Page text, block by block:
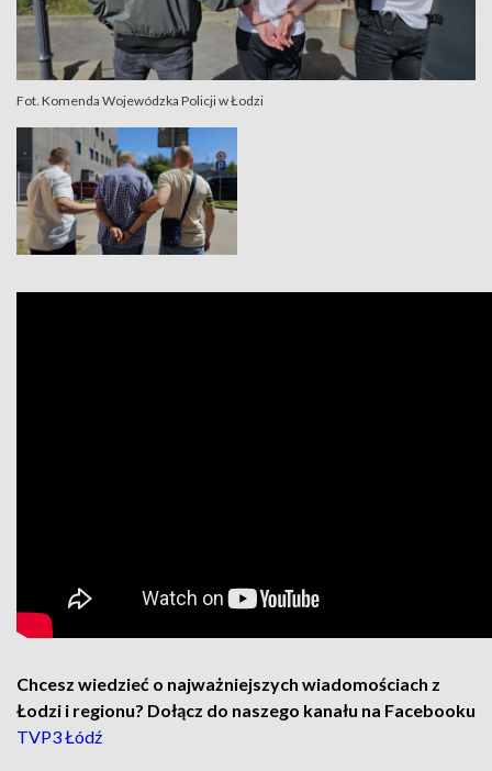
Fot. Komenda Wojewódzka Policji w Łodzi
Chcesz wiedzieć o najważniejszych wiadomościach z
Łodzi i regionu? Dołącz do naszego kanału na Facebooku
TVP3 Łódź